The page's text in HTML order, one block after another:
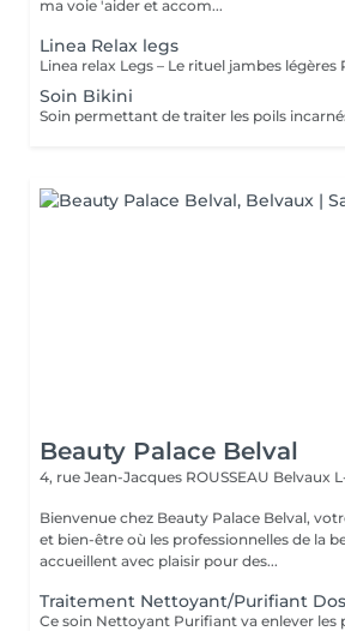
ma voie 'aider et accom...
Linea Relax legs
Soin Bikini
Beauty Palace Belval
4, rue Jean-Jacques ROUSSEAU Belvaux
Bienvenue chez Beauty Palace Belval,
et bien-être où les professionnelles de la
accueillent avec plaisir pour des...
Traitement Nettoyant/Purifiant Dos